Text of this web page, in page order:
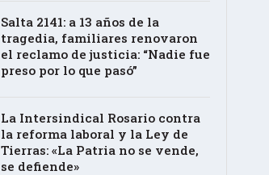
Salta 2141: a 13 años de la
tragedia, familiares renovaron
el reclamo de justicia: “Nadie fue
preso por lo que pasó”
La Intersindical Rosario contra
la reforma laboral y la Ley de
Tierras: «La Patria no se vende,
se defiende»